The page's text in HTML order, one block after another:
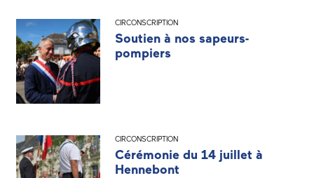
CIRCONSCRIPTION
Soutien à nos sapeurs-
pompiers
CIRCONSCRIPTION
Cérémonie du 14 juillet à
Hennebont